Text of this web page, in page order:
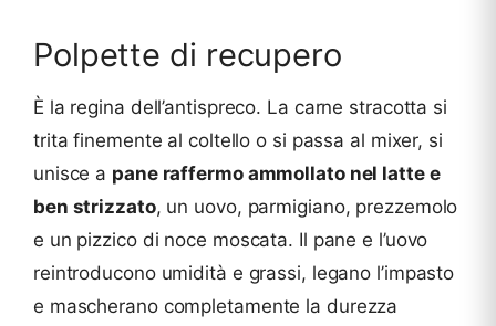
Polpette di recupero
È la regina dell’antispreco. La carne stracotta si
trita finemente al coltello o si passa al mixer, si
unisce a pane raffermo ammollato nel latte e
ben strizzato, un uovo, parmigiano, prezzemolo
e un pizzico di noce moscata. Il pane e l’uovo
reintroducono umidità e grassi, legano l’impasto
e mascherano completamente la durezza